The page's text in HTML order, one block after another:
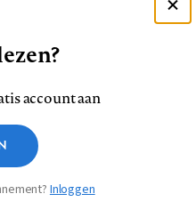
ons
op
YouTube
ons
Privacy
vragen verdienen
antwoorden
account aan
Inloggen